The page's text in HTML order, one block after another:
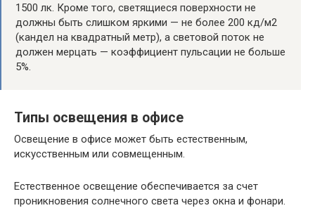
1500 лк. Кроме того, светящиеся поверхности не
должны быть слишком яркими — не более 200 кд/м2
(кандел на квадратный метр), а световой поток не
должен мерцать — коэффициент пульсации не больше
5%.
Типы освещения в офисе
Освещение в офисе может быть естественным,
искусственным или совмещенным.
Естественное освещение обеспечивается за счет
проникновения солнечного света через окна и фонари.